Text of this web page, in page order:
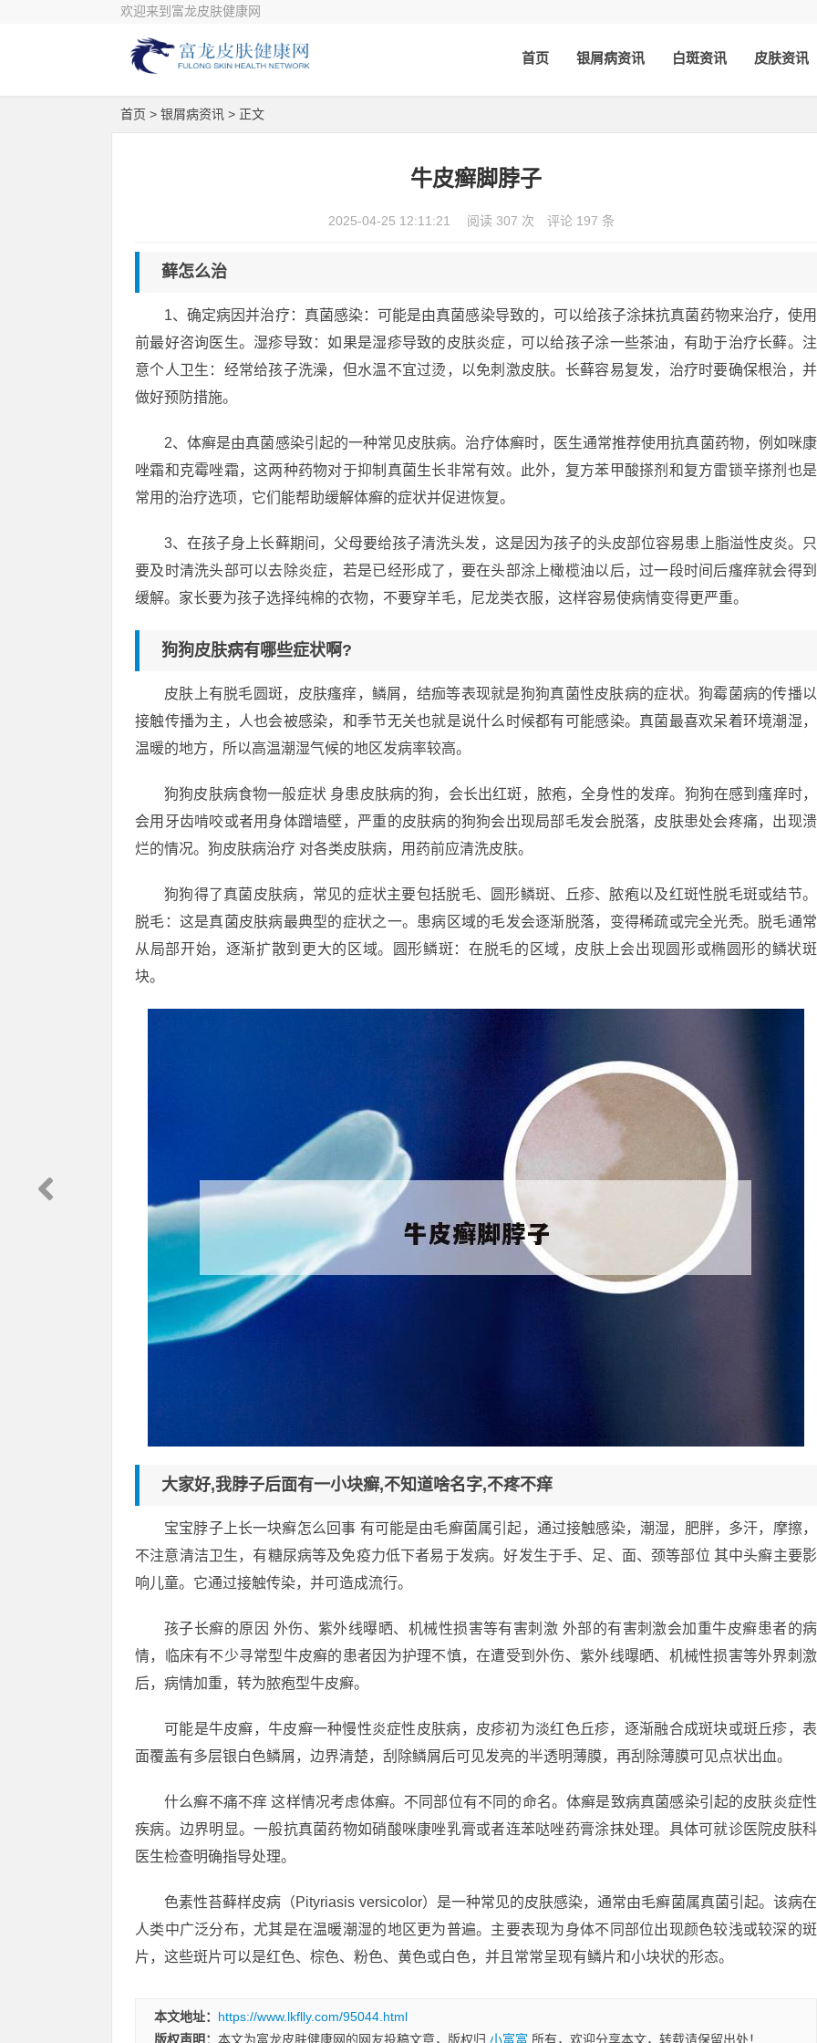
欢迎来到富龙皮肤健康网
首页 银屑病资讯 白斑资讯 皮肤资讯
首页 > 银屑病资讯 > 正文
牛皮癣脚脖子
2025-04-25 12:11:21 阅读 307 次 评论 197 条
藓怎么治
1、确定病因并治疗：真菌感染：可能是由真菌感染导致的，可以给孩子涂抹抗真菌药物来治疗，使用
前最好咨询医生。湿疹导致：如果是湿疹导致的皮肤炎症，可以给孩子涂一些茶油，有助于治疗长藓。注
意个人卫生：经常给孩子洗澡，但水温不宜过烫，以免刺激皮肤。长藓容易复发，治疗时要确保根治，并
做好预防措施。
2、体癣是由真菌感染引起的一种常见皮肤病。治疗体癣时，医生通常推荐使用抗真菌药物，例如咪康
唑霜和克霉唑霜，这两种药物对于抑制真菌生长非常有效。此外，复方苯甲酸搽剂和复方雷锁辛搽剂也是
常用的治疗选项，它们能帮助缓解体癣的症状并促进恢复。
3、在孩子身上长藓期间，父母要给孩子清洗头发，这是因为孩子的头皮部位容易患上脂溢性皮炎。只
要及时清洗头部可以去除炎症，若是已经形成了，要在头部涂上橄榄油以后，过一段时间后瘙痒就会得到
缓解。家长要为孩子选择纯棉的衣物，不要穿羊毛，尼龙类衣服，这样容易使病情变得更严重。
狗狗皮肤病有哪些症状啊?
皮肤上有脱毛圆斑，皮肤瘙痒，鳞屑，结痂等表现就是狗狗真菌性皮肤病的症状。狗霉菌病的传播以
接触传播为主，人也会被感染，和季节无关也就是说什么时候都有可能感染。真菌最喜欢呆着环境潮湿，
温暖的地方，所以高温潮湿气候的地区发病率较高。
狗狗皮肤病食物一般症状 身患皮肤病的狗，会长出红斑，脓疱，全身性的发痒。狗狗在感到瘙痒时，
会用牙齿啃咬或者用身体蹭墙壁，严重的皮肤病的狗狗会出现局部毛发会脱落，皮肤患处会疼痛，出现溃
烂的情况。狗皮肤病治疗 对各类皮肤病，用药前应清洗皮肤。
狗狗得了真菌皮肤病，常见的症状主要包括脱毛、圆形鳞斑、丘疹、脓疱以及红斑性脱毛斑或结节。
脱毛：这是真菌皮肤病最典型的症状之一。患病区域的毛发会逐渐脱落，变得稀疏或完全光秃。脱毛通常
从局部开始，逐渐扩散到更大的区域。圆形鳞斑：在脱毛的区域，皮肤上会出现圆形或椭圆形的鳞状斑
块。
大家好,我脖子后面有一小块癣,不知道啥名字,不疼不痒
宝宝脖子上长一块癣怎么回事 有可能是由毛癣菌属引起，通过接触感染，潮湿，肥胖，多汗，摩擦，
不注意清洁卫生，有糖尿病等及免疫力低下者易于发病。好发生于手、足、面、颈等部位 其中头癣主要影
响儿童。它通过接触传染，并可造成流行。
孩子长癣的原因 外伤、紫外线曝晒、机械性损害等有害刺激 外部的有害刺激会加重牛皮癣患者的病
情，临床有不少寻常型牛皮癣的患者因为护理不慎，在遭受到外伤、紫外线曝晒、机械性损害等外界刺激
后，病情加重，转为脓疱型牛皮癣。
可能是牛皮癣，牛皮癣一种慢性炎症性皮肤病，皮疹初为淡红色丘疹，逐渐融合成斑块或斑丘疹，表
面覆盖有多层银白色鳞屑，边界清楚，刮除鳞屑后可见发亮的半透明薄膜，再刮除薄膜可见点状出血。
什么癣不痛不痒 这样情况考虑体癣。不同部位有不同的命名。体癣是致病真菌感染引起的皮肤炎症性
疾病。边界明显。一般抗真菌药物如硝酸咪康唑乳膏或者连苯哒唑药膏涂抹处理。具体可就诊医院皮肤科
医生检查明确指导处理。
色素性苔藓样皮病（Pityriasis versicolor）是一种常见的皮肤感染，通常由毛癣菌属真菌引起。该病在
人类中广泛分布，尤其是在温暖潮湿的地区更为普遍。主要表现为身体不同部位出现颜色较浅或较深的斑
片，这些斑片可以是红色、棕色、粉色、黄色或白色，并且常常呈现有鳞片和小块状的形态。
本文地址： https://www.lkflly.com/95044.html
版权声明： 本文为富龙皮肤健康网的网友投稿文章，版权归 小富富 所有，欢迎分享本文，转载请保留出处！